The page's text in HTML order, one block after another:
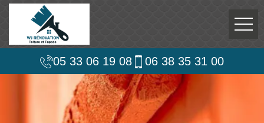
05 33 06 19 08 06 38 35 31 00